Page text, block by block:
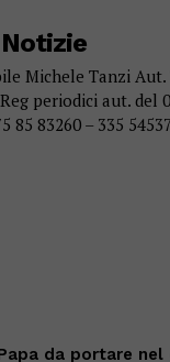
Michele Tanzi Aut.
periodici aut. del
85 83260 – 335
da portare